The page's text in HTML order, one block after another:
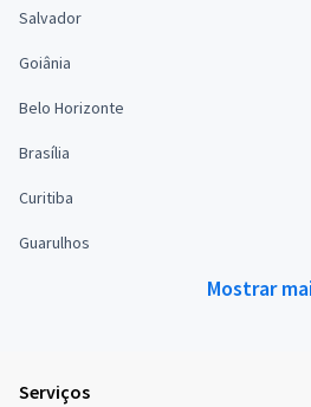
Salvador
Goiânia
Belo Horizonte
Brasília
Curitiba
Guarulhos
Mostrar
Serviços